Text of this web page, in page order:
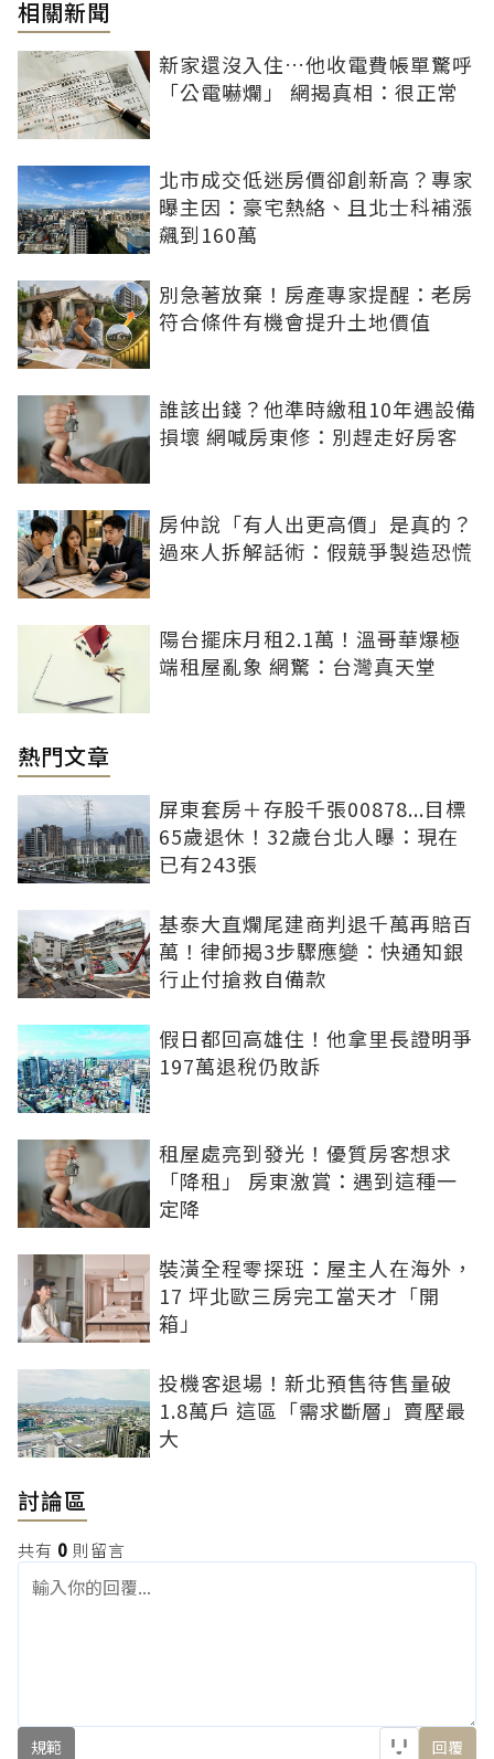
相關新聞
新家還沒入住…他收電費帳單驚呼
「公電嚇爛」 網揭真相：很正常
北市成交低迷房價卻創新高？專家
曝主因：豪宅熱絡、且北士科補漲
飆到160萬
別急著放棄！房產專家提醒：老房
符合條件有機會提升土地價值
誰該出錢？他準時繳租10年遇設備
損壞 網喊房東修：別趕走好房客
房仲說「有人出更高價」是真的？
過來人拆解話術：假競爭製造恐慌
陽台擺床月租2.1萬！溫哥華爆極
端租屋亂象 網驚：台灣真天堂
熱門文章
屏東套房＋存股千張00878...目標
65歲退休！32歲台北人曝：現在
已有243張
基泰大直爛尾建商判退千萬再賠百
萬！律師揭3步驟應變：快通知銀
行止付搶救自備款
假日都回高雄住！他拿里長證明爭
197萬退稅仍敗訴
租屋處亮到發光！優質房客想求
「降租」 房東激賞：遇到這種一
定降
裝潢全程零探班：屋主人在海外，
17 坪北歐三房完工當天才「開
箱」
投機客退場！新北預售待售量破
1.8萬戶 這區「需求斷層」賣壓最
大
討論區
共有 0 則留言
規範 回覆